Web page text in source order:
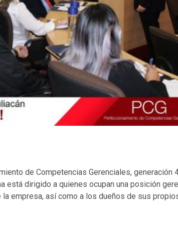
de Competencias Gerenciales, generación
está dirigido a quienes ocupan una posición
empresa, así como a los dueños de sus